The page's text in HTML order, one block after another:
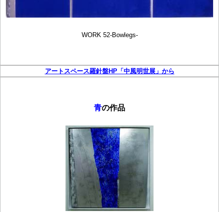
WORK 52-Bowlegs-
アートスペース羅針盤HP「中風明世展」から
青の作品